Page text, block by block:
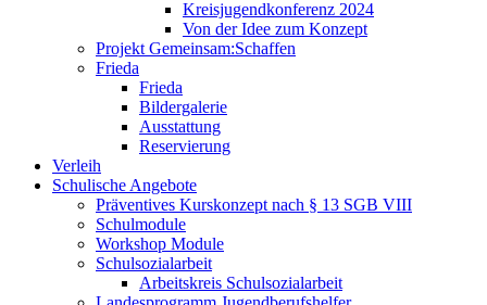
Kreisjugendkonferenz 2024
Von der Idee zum Konzept
Projekt Gemeinsam:Schaffen
Frieda
Frieda
Bildergalerie
Ausstattung
Reservierung
Verleih
Schulische Angebote
Präventives Kurskonzept nach § 13 SGB VIII
Schulmodule
Workshop Module
Schulsozialarbeit
Arbeitskreis Schulsozialarbeit